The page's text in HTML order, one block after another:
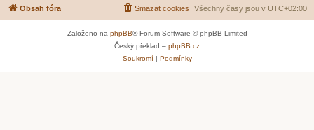
Obsah fóra Všechny časy jsou v UTC+02:00
Smazat cookies
Založeno na phpBB® Forum Software © phpBB Limited
Český překlad – phpBB.cz
Soukromí| Podmínky